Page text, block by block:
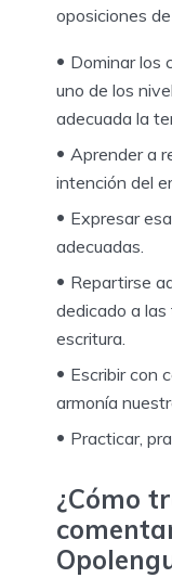
oposiciones
Dominar los
uno de los
adecuada la
Aprender a
intención del
Expresar
adecuadas.
Repartirse
dedicado a
escritura.
Escribir con
armonía
Practicar,
¿Cómo